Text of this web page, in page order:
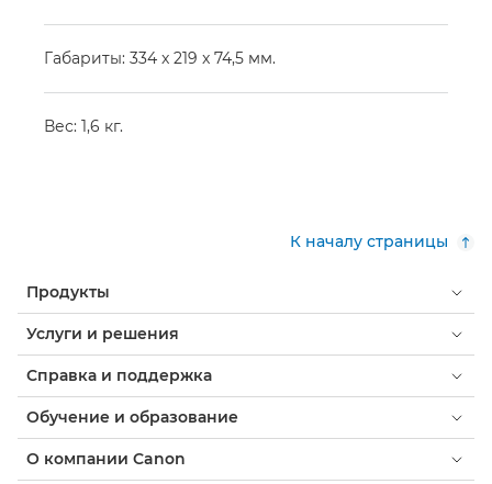
Габариты: 334 x 219 x 74,5 мм.
Вес: 1,6 кг.
К началу страницы
Продукты
Услуги и решения
Справка и поддержка
Обучение и образование
О компании Canon